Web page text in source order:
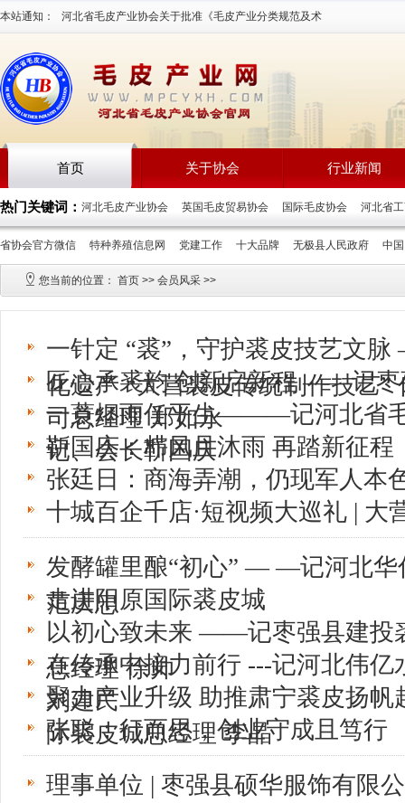
本站通知： 河北省毛皮产业协会关于批准《毛皮产业分类规范及术
语》等三项团体标准立项通知2026-7-16
首页 关于协会 行业新闻
热门关键词： 河北毛皮产业协会 英国毛皮贸易协会 国际毛皮协会 河北省
省协会官方微信 特种养殖信息网 党建工作 十大品牌 无极县人民政府 中
您当前的位置： 首页 >> 会员风采 >>
一针定 “裘”，守护裘皮技艺文
化遗产 “大营裘皮传统制作技艺”
匠心承裘韵 创新启新程 ——记枣
司总经理 郑如永
一蓑烟雨任平生———记河北省
记、会长靳国庆
靳国庆：栉风且沐雨 再踏新征程
张廷日：商海弄潮，仍现军人本
十城百企千店·短视频大巡礼 | 大
发酵罐里酿“初心” — —记河北华
范庆忠
走进阳原国际裘皮城
以初心致未来 ——记枣强县建投
总经理 徐帅
在传承中接力前行 ---记河北伟
刘建民
聚力产业升级 助推肃宁裘皮扬
际裘皮城总经理 李晶
张聪：行而思，创业守成且笃行
理事单位 | 枣强县硕华服饰有限